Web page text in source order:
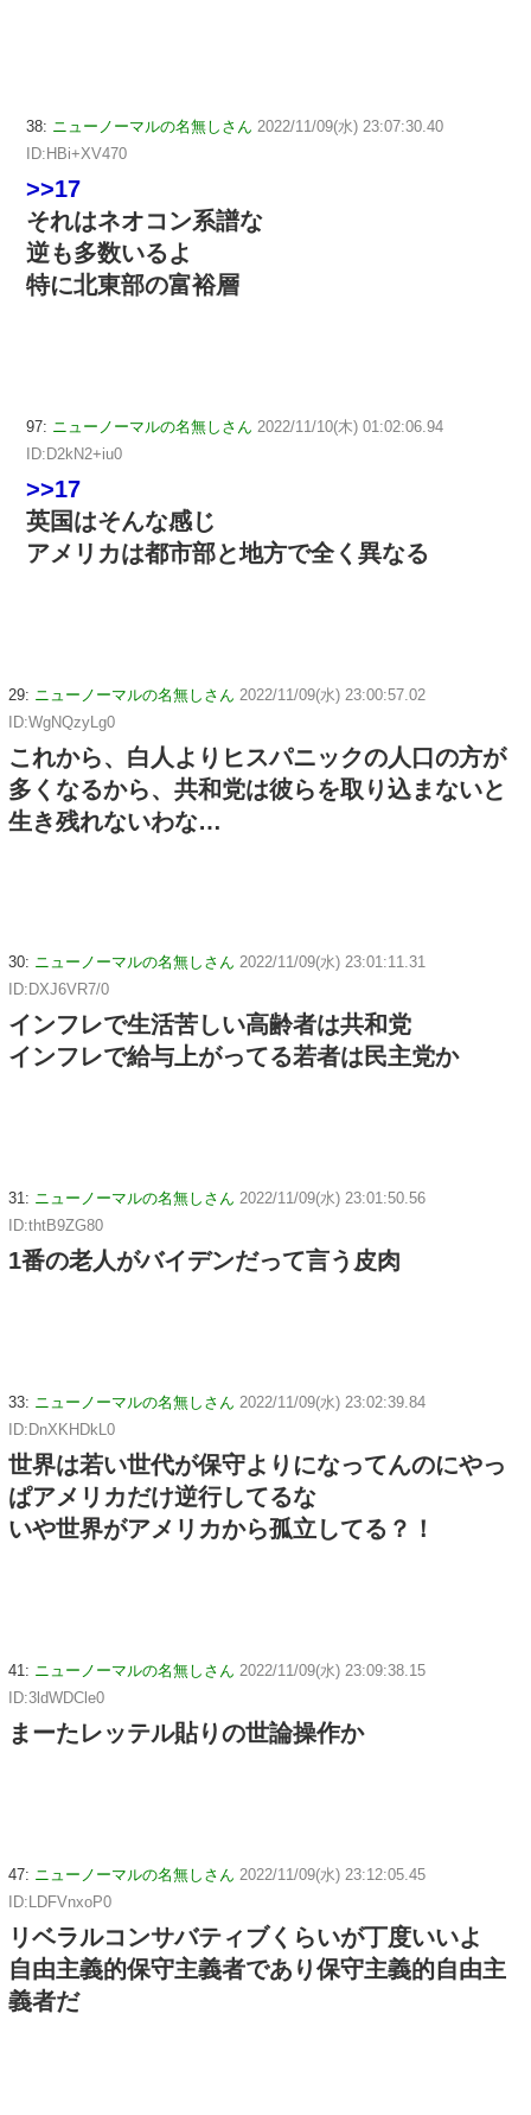
38: ニューノーマルの名無しさん 2022/11/09(水) 23:07:30.40
ID:HBi+XV470
>>17
それはネオコン系譜な
逆も多数いるよ
特に北東部の富裕層
97: ニューノーマルの名無しさん 2022/11/10(木) 01:02:06.94
ID:D2kN2+iu0
>>17
英国はそんな感じ
アメリカは都市部と地方で全く異なる
29: ニューノーマルの名無しさん 2022/11/09(水) 23:00:57.02
ID:WgNQzyLg0
これから、白人よりヒスパニックの人口の方が
多くなるから、共和党は彼らを取り込まないと
生き残れないわな…
30: ニューノーマルの名無しさん 2022/11/09(水) 23:01:11.31
ID:DXJ6VR7/0
インフレで生活苦しい高齢者は共和党
インフレで給与上がってる若者は民主党か
31: ニューノーマルの名無しさん 2022/11/09(水) 23:01:50.56
ID:thtB9ZG80
1番の老人がバイデンだって言う皮肉
33: ニューノーマルの名無しさん 2022/11/09(水) 23:02:39.84
ID:DnXKHDkL0
世界は若い世代が保守よりになってんのにやっ
ぱアメリカだけ逆行してるな
いや世界がアメリカから孤立してる？！
41: ニューノーマルの名無しさん 2022/11/09(水) 23:09:38.15
ID:3ldWDCle0
まーたレッテル貼りの世論操作か
47: ニューノーマルの名無しさん 2022/11/09(水) 23:12:05.45
ID:LDFVnxoP0
リベラルコンサバティブくらいが丁度いいよ
自由主義的保守主義者であり保守主義的自由主
義者だ